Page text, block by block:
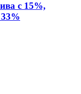
с 15%,